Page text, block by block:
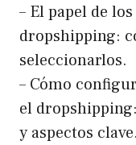
– El papel de
dropshipping:
seleccionarlos.
– Cómo
el
y aspectos clave.